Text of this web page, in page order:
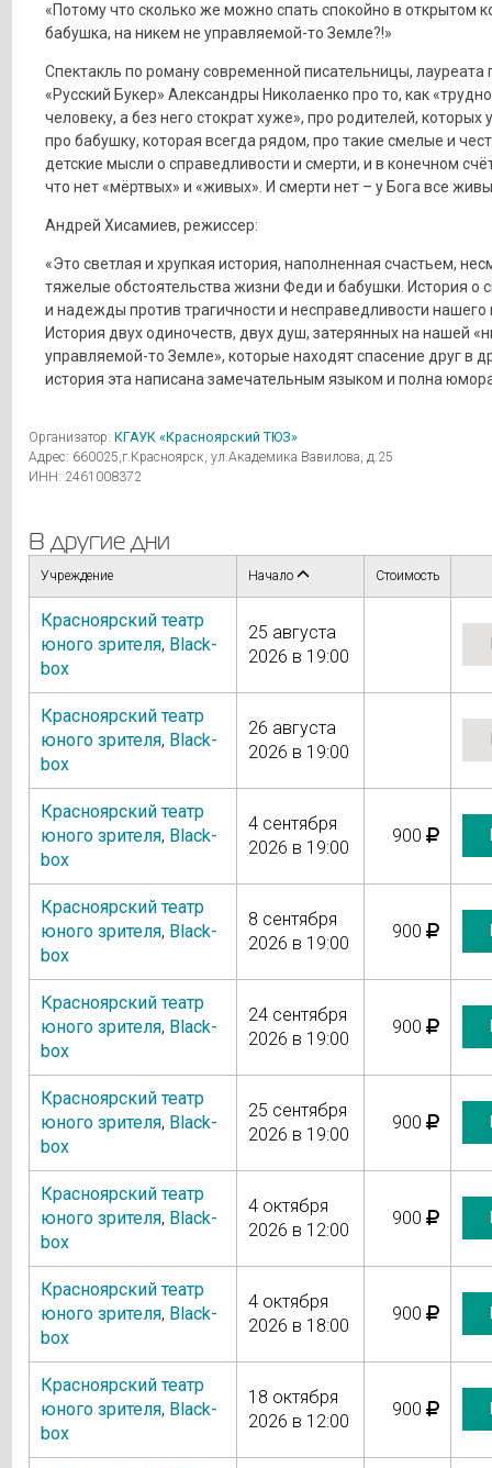
«Потому что сколько же можно спать спокойно в открытом
бабушка, на никем не управляемой-то Земле?!»
Спектакль по роману современной писательницы, лауреата
«Русский Букер» Александры Николаенко про то, как
человеку, а без него стократ хуже», про родителей, которых
про бабушку, которая всегда рядом, про такие смелые и
детские мысли о справедливости и смерти, и в конечном
что нет «мёртвых» и «живых». И смерти нет – у Бога все
Андрей Хисамиев, режиссер:
«Это светлая и хрупкая история, наполненная счастьем,
тяжелые обстоятельства жизни Феди и бабушки. История о
и надежды против трагичности и несправедливости нашего
История двух одиночеств, двух душ, затерянных на нашей
управляемой-то Земле», которые находят спасение друг в
история эта написана замечательным языком и полна
Организатор: КГАУК «Красноярский ТЮЗ»
Адрес: 660025,г.Красноярск, ул.Академика Вавилова, д.25
ИНН: 2461008372
В другие дни
Учреждение Начало Стоимость
Красноярский театр
юного зрителя, Black-
box
25 августа
2026 в 19:00
Красноярский театр
юного зрителя, Black-
box
26 августа
2026 в 19:00
Красноярский театр
юного зрителя, Black-
box
4 сентября
2026 в 19:00
900
Красноярский театр
юного зрителя, Black-
box
8 сентября
2026 в 19:00
900
Красноярский театр
юного зрителя, Black-
box
24 сентября
2026 в 19:00
900
Красноярский театр
юного зрителя, Black-
box
25 сентября
2026 в 19:00
900
Красноярский театр
юного зрителя, Black-
box
4 октября
2026 в 12:00
900
Красноярский театр
юного зрителя, Black-
box
4 октября
2026 в 18:00
900
Красноярский театр
юного зрителя, Black-
box
18 октября
2026 в 12:00
900